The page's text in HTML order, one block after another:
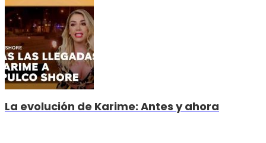
La evolución de Karime: Antes y ahora